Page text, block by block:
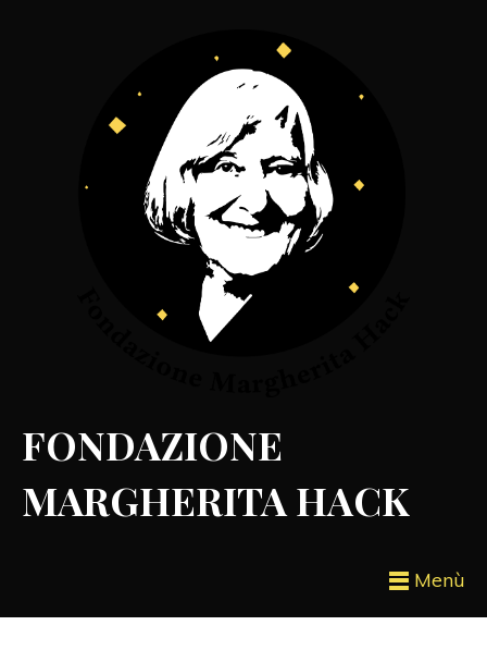
FONDAZIONE
MARGHERITA HACK
Menù